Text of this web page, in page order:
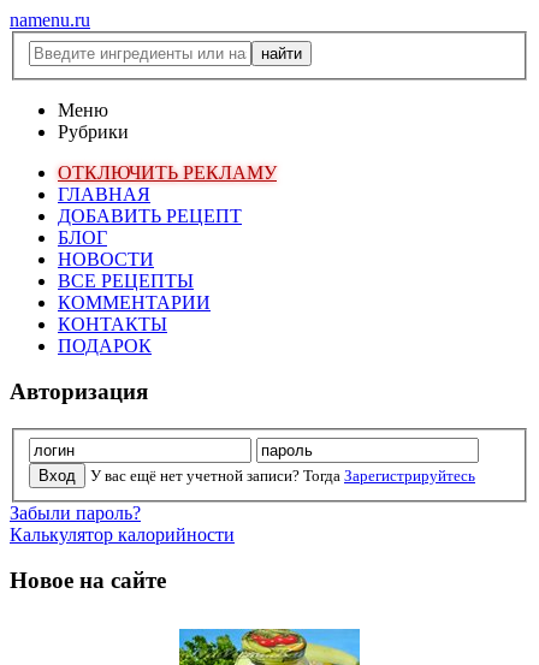
namenu.ru
Меню
Рубрики
ОТКЛЮЧИТЬ РЕКЛАМУ
ГЛАВНАЯ
ДОБАВИТЬ РЕЦЕПТ
БЛОГ
НОВОСТИ
ВСЕ РЕЦЕПТЫ
КОММЕНТАРИИ
КОНТАКТЫ
ПОДАРОК
Авторизация
У вас ещё нет учетной записи? Тогда Зарегистрируйтесь
Забыли пароль?
Калькулятор калорийности
Новое на сайте